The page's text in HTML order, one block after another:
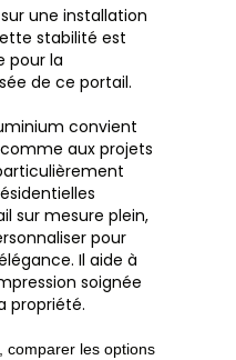
une installation
stabilité est
pour la
de ce portail.
convient
aux projets
sur mesure plein,
pour
Il aide à
soignée
propriété.
comparer les options